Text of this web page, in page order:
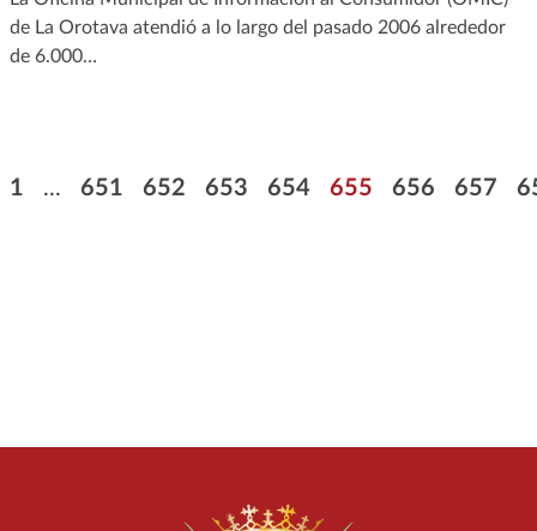
de La Orotava atendió a lo largo del pasado 2006 alrededor
de 6.000…
Paginación
Primera página
1 ... Página
651 Página
652 Página
653 Página
654 Página
655 Página
656 Página
657